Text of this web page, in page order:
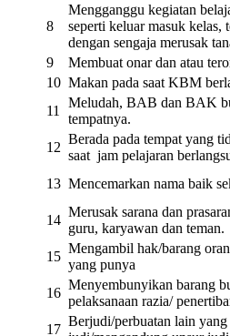
8
Mengganggu kegiatan
seperti keluar masuk kelas,
dengan sengaja merusak
9 Membuat onar dan atau
10 Makan pada saat KBM
11
Meludah, BAB dan BAK
tempatnya.
12
Berada pada tempat yang
saat jam pelajaran
13 Mencemarkan nama baik
14
Merusak sarana dan
guru, karyawan dan teman.
15
Mengambil hak/barang
yang punya
16
Menyembunyikan barang
pelaksanaan razia/
17
Berjudi/perbuatan lain yang